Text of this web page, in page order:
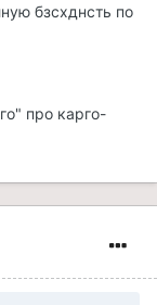
бзсхднсть по
про карго-